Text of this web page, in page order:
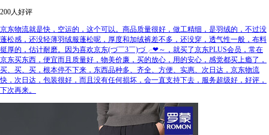
200人好评
京东物流就是快，空运的，这个可以。商品质量很好，做工精细，是羽绒的，不过没
蓬松感，还没轻薄羽绒服蓬松呢，厚度和加绒裤差不多，还没穿，透气性一般，布料
挺厚的，估计耐磨。因为喜欢京东(づ￣3￣)づ╭❤～，就买了京东PLUS会员，常在
京东买东西，便宜而且质量好，物美价廉，买的放心，用的安心，感觉都买上瘾了，
买、买、买，根本停不下来，东西品种多、齐全、方便、实惠、次日达，京东物流
快，次日达，包装很好，而且没有任何损坏，会一直支持下去，服务超级好，好评，
下次再来。